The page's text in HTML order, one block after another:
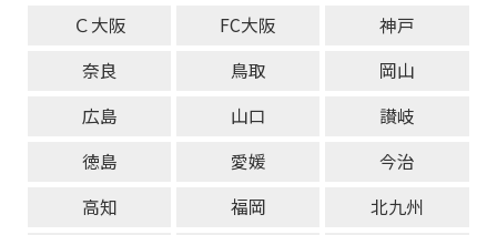
Ｃ大阪
FC大阪
神戸
奈良
鳥取
岡山
広島
山口
讃岐
徳島
愛媛
今治
高知
福岡
北九州